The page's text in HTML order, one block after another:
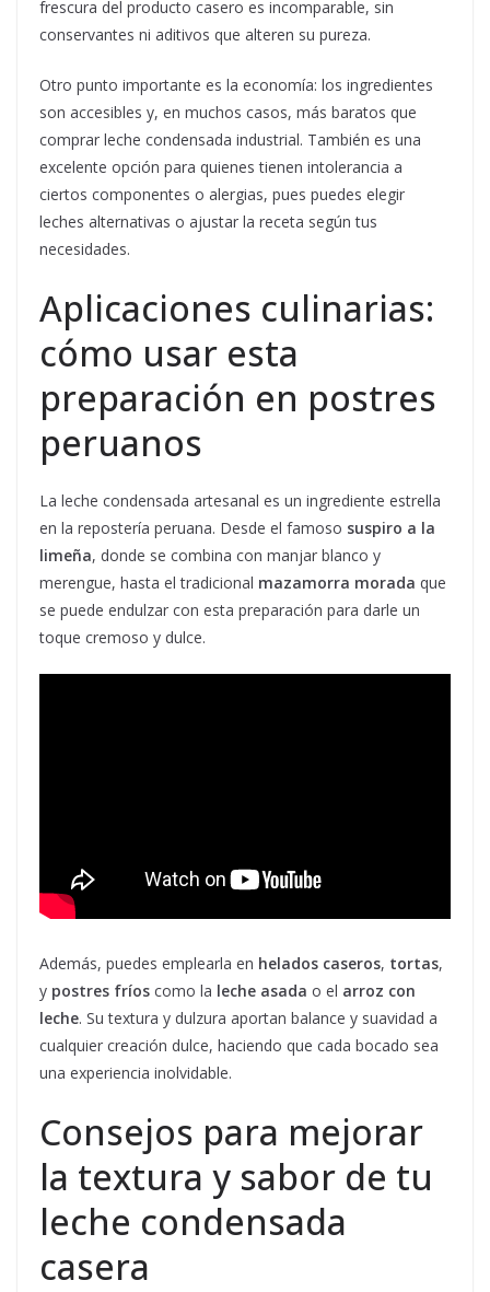
frescura del producto casero es incomparable, sin
conservantes ni aditivos que alteren su pureza.
Otro punto importante es la economía: los ingredientes
son accesibles y, en muchos casos, más baratos que
comprar leche condensada industrial. También es una
excelente opción para quienes tienen intolerancia a
ciertos componentes o alergias, pues puedes elegir
leches alternativas o ajustar la receta según tus
necesidades.
Aplicaciones culinarias:
cómo usar esta
preparación en postres
peruanos
La leche condensada artesanal es un ingrediente estrella
en la repostería peruana. Desde el famoso suspiro a la
limeña, donde se combina con manjar blanco y
merengue, hasta el tradicional mazamorra morada que
se puede endulzar con esta preparación para darle un
toque cremoso y dulce.
Además, puedes emplearla en helados caseros, tortas,
y postres fríos como la leche asada o el arroz con
leche. Su textura y dulzura aportan balance y suavidad a
cualquier creación dulce, haciendo que cada bocado sea
una experiencia inolvidable.
Consejos para mejorar
la textura y sabor de tu
leche condensada
casera